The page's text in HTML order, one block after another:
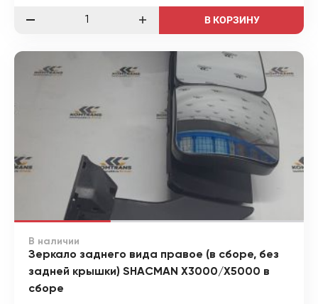
В КОРЗИНУ
В наличии
Зеркало заднего вида правое (в сборе, без
задней крышки) SHACMAN X3000/X5000 в
сборе